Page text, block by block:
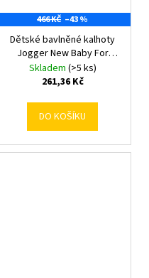
466 KČ –43 %
Dětské bavlněné kalhoty
Jogger New Baby For
Babies ocean 68 (4-6m)
Skladem (>5 ks)
261,36 Kč
DO KOŠÍKU